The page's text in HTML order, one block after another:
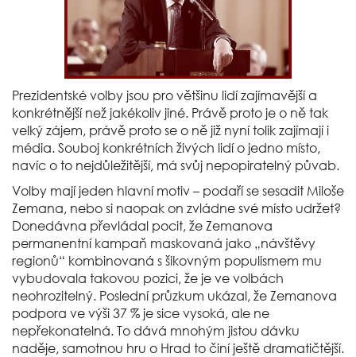
Prezidentské volby jsou pro většinu lidí zajímavější a
konkrétnější než jakékoliv jiné. Právě proto je o ně tak
velký zájem, právě proto se o ně již nyní tolik zajímají i
média. Souboj konkrétních živých lidí o jedno místo,
navíc o to nejdůležitější, má svůj nepopiratelný půvab.
Volby mají jeden hlavní motiv – podaří se sesadit Miloše
Zemana, nebo si naopak on zvládne své místo udržet?
Donedávna převládal pocit, že Zemanova
permanentní kampaň maskovaná jako „návštěvy
regionů“ kombinovaná s šikovným populismem mu
vybudovala takovou pozici, že je ve volbách
neohrozitelný. Poslední průzkum ukázal, že Zemanova
podpora ve výši 37 % je sice vysoká, ale ne
nepřekonatelná. To dává mnohým jistou dávku
naděje, samotnou hru o Hrad to činí ještě dramatičtější.